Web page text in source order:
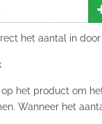
het aantal in
het product om
Wanneer het